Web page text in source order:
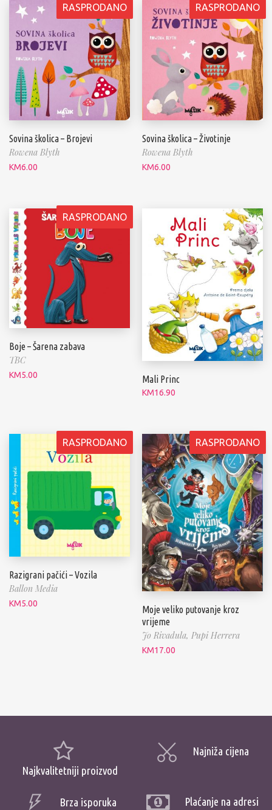
RASPRODANO
Sovina školica – Brojevi
Rowena Blyth
KM6.00
RASPRODANO
Sovina školica – Životinje
Rowena Blyth
KM6.00
RASPRODANO
Boje – Šarena zabava
TBC
KM5.00 Mali Princ
KM16.90
RASPRODANO
Razigrani pačići – Vozila
Ballon Media
KM5.00
RASPRODANO
Moje veliko putovanje kroz
vrijeme
Jo Rivadula, Pupi Herrera
KM17.00
Najkvalitetniji proizvod
Najniža cijena
Brza isporuka Plaćanje na adresi